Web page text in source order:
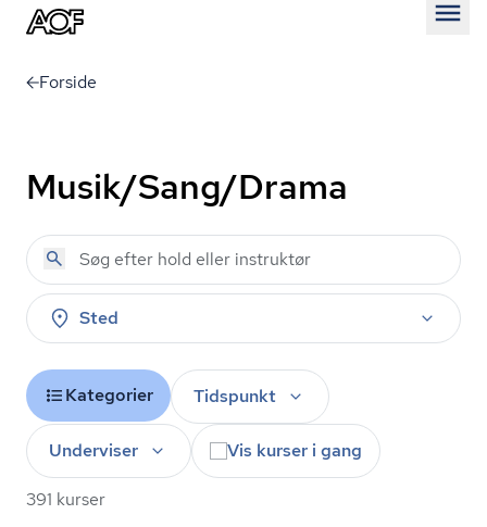
Forside
Musik/Sang/Drama
Sted
Kategorier Tidspunkt
Underviser Vis kurser i gang
391 kurser